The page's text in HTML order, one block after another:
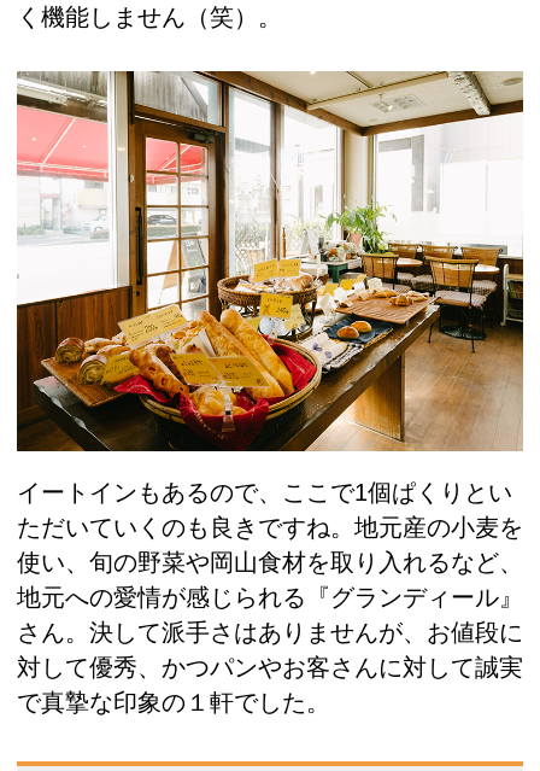
く機能しません（笑）。
イートインもあるので、ここで1個ぱくりとい
ただいていくのも良きですね。地元産の小麦を
使い、旬の野菜や岡山食材を取り入れるなど、
地元への愛情が感じられる『グランディール』
さん。決して派手さはありませんが、お値段に
対して優秀、かつパンやお客さんに対して誠実
で真摯な印象の１軒でした。